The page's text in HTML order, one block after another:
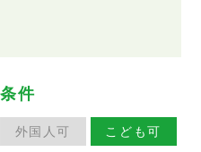
件
外国人可 こども可